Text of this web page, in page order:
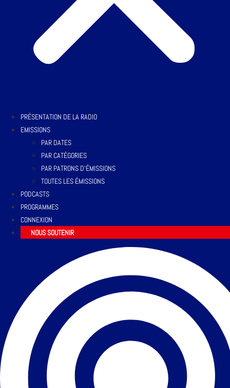
PRÉSENTATION DE LA RADIO
EMISSIONS
PAR DATES
PAR CATÉGORIES
PAR PATRONS D’ÉMISSIONS
TOUTES LES ÉMISSIONS
PODCASTS
PROGRAMMES
CONNEXION
NOUS SOUTENIR